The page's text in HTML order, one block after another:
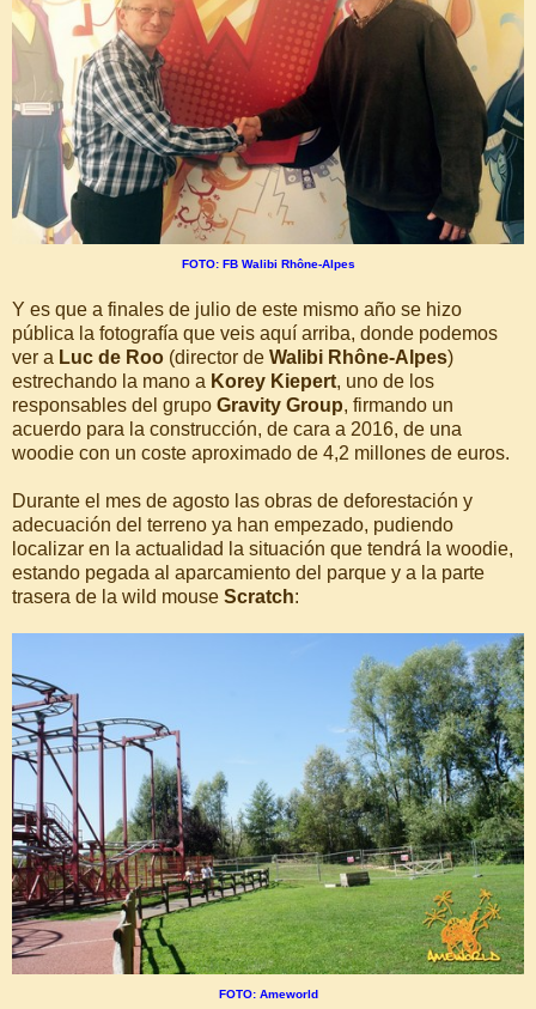
FOTO: FB Walibi Rhône-Alpes
Y es que a finales de julio de este mismo año se hizo
pública la fotografía que veis aquí arriba, donde podemos
ver a Luc de Roo (director de Walibi Rhône-Alpes)
estrechando la mano a Korey Kiepert, uno de los
responsables del grupo Gravity Group, firmando un
acuerdo para la construcción, de cara a 2016, de una
woodie con un coste aproximado de 4,2 millones de euros.
Durante el mes de agosto las obras de deforestación y
adecuación del terreno ya han empezado, pudiendo
localizar en la actualidad la situación que tendrá la woodie,
estando pegada al aparcamiento del parque y a la parte
trasera de la wild mouse Scratch:
FOTO: Ameworld